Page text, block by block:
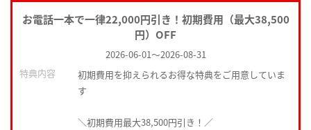
お電話一本で一律22,000円引き！初期費用（最大38,500
円）OFF
2026-06-01～2026-08-31
特典内容
初期費用を抑えられるお得な特典をご用意していま
す
＼初期費用最大38,500円引き！／